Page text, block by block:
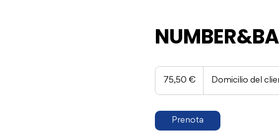
75,50
euro
75,50 € Domicilio del
Prenota